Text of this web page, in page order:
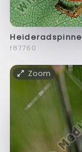
Heideradspinne
f87760
Zoom